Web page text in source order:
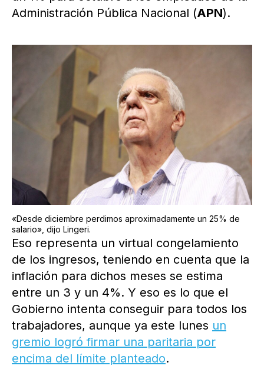
Administración Pública Nacional (APN).
«Desde diciembre perdimos aproximadamente un 25% de
salario», dijo Lingeri.
Eso representa un virtual congelamiento
de los ingresos, teniendo en cuenta que la
inflación para dichos meses se estima
entre un 3 y un 4%. Y eso es lo que el
Gobierno intenta conseguir para todos los
trabajadores, aunque ya este lunes un
gremio logró firmar una paritaria por
encima del límite planteado.